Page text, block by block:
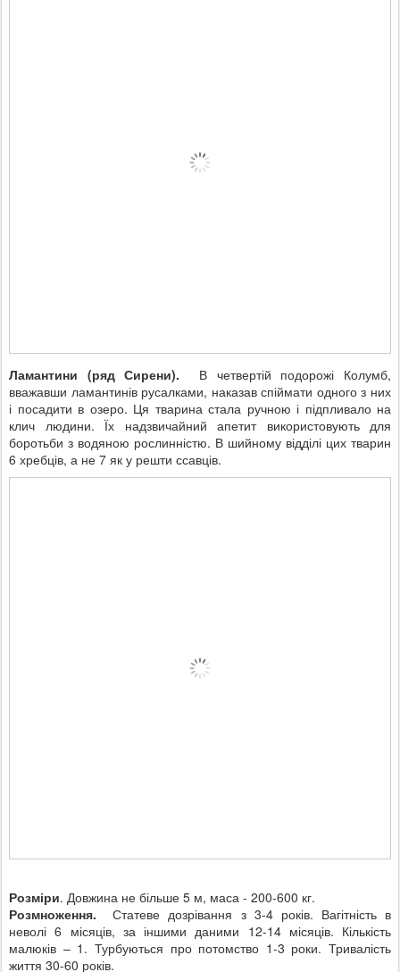
Ламантини (ряд Сирени). В четвертій подорожі Колумб,
вважавши ламантинів русалками, наказав спіймати одного з них
і посадити в озеро. Ця тварина стала ручною і підпливало на
клич людини. Їх надзвичайний апетит використовують для
боротьби з водяною рослинністю. В шийному відділі цих тварин
6 хребців, а не 7 як у решти ссавців.
Розміри. Довжина не більше 5 м, маса - 200-600 кг.
Розмноження. Статеве дозрівання з 3-4 років. Вагітність в
неволі 6 місяців, за іншими даними 12-14 місяців. Кількість
малюків – 1. Турбуються про потомство 1-3 роки. Тривалість
життя 30-60 років.